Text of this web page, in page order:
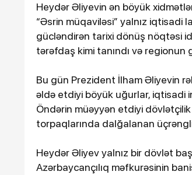
Heydər Əliyevin ən böyük
“Əsrin müqaviləsi” yalnız iqtisadi
gücləndirən tarixi dönüş nöqtəsi
tərəfdaş kimi tanındı və
Bu gün Prezident İlham Əliyevin
əldə etdiyi böyük uğurlar, iqtisadi
Öndərin müəyyən etdiyi
torpaqlarında dalğalanan üçrəngli
Heydər Əliyev yalnız bir dövlət
Azərbaycançılıq məfkurəsinin